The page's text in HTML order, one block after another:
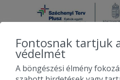
2010-2026 Copyright -
Fontosnak tartjuk
védelmét
A böngészési élmény